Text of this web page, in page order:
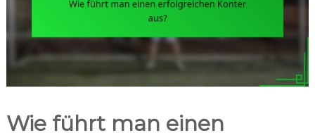
Wie führt man einen